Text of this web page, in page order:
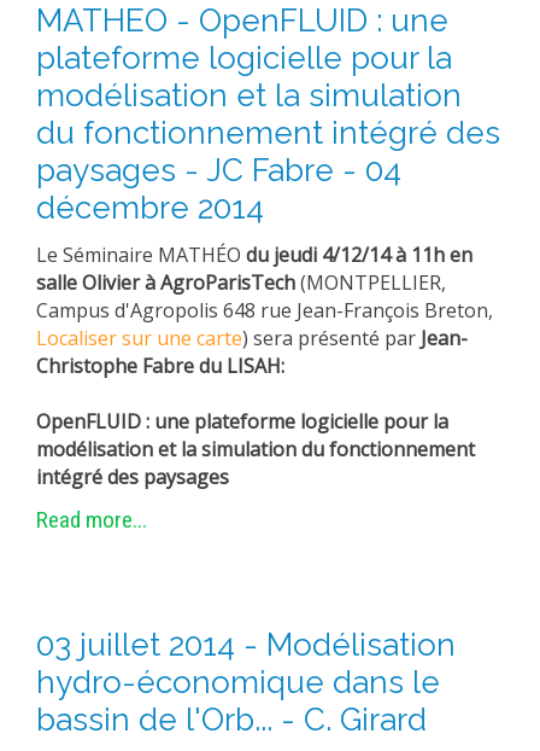
THESES
WORKING PAPERS
THEMATIC NOTES
FOR THE PUBLIC
MATHEO - OpenFLUID : une
plateforme logicielle pour la
modélisation et la simulation
du fonctionnement intégré des
paysages - JC Fabre - 04
décembre 2014
Le Séminaire MATHÉO du jeudi 4/12/14 à 11h en
salle Olivier à AgroParisTech(MONTPELLIER,
Campus d'Agropolis 648 rue Jean-François Breton,
Localiser sur une carte) sera présenté par Jean-
Christophe Fabre du LISAH:
OpenFLUID : une plateforme logicielle pour la
modélisation et la simulation du fonctionnement
intégré des paysages
Read more...
03 juillet 2014 - Modélisation
hydro-économique dans le
bassin de l'Orb... - C. Girard